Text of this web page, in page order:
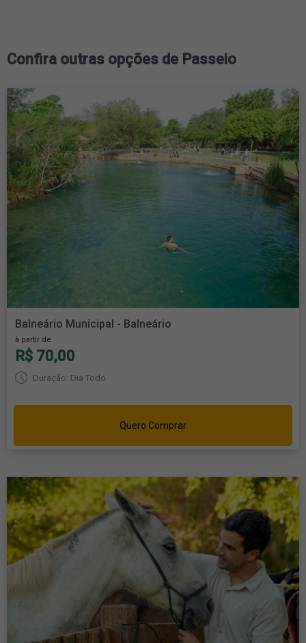
Confira outras opções de Passeio
Balneário Municipal - Balneário
à partir de
R$ 70,00
Duração: Dia Todo
Quero Comprar